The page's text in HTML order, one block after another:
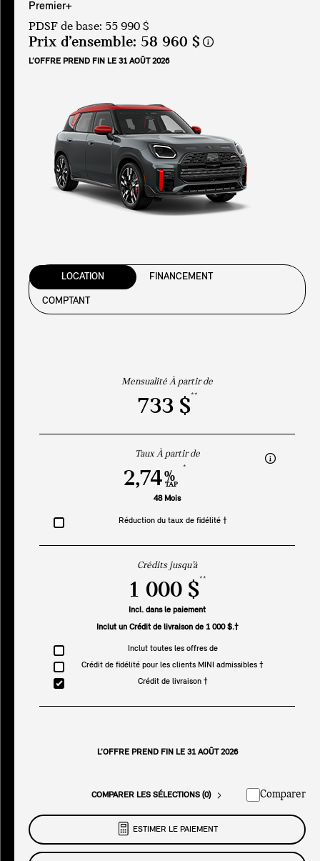
Premier+
PDSF de base: 55 990 $
Prix d’ensemble: 58 960 $
L’OFFRE PREND FIN LE 31 AOÛT 2026
LOCATION FINANCEMENT
COMPTANT
Mensualité À partir de
733 $**
Taux À partir de
2,74%
TAP
*
48 Mois
Réduction du taux de fidélité †
Crédits jusqu’à
1 000 $**
Incl. dans le paiement
Inclut un Crédit de livraison de 1 000 $.†
Inclut toutes les offres de
Crédit de fidélité pour les clients MINI admissibles †
Crédit de livraison †
L’OFFRE PREND FIN LE 31 AOÛT 2026
Comparer
COMPARER LES SÉLECTIONS (0)
ESTIMER LE PAIEMENT